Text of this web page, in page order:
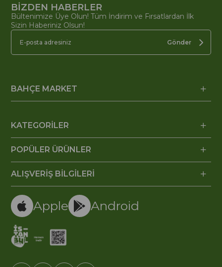
BİZDEN HABERLER
Bültenimize Üye Olun! Tüm İndirim ve Fırsatlardan İlk
Sizin Haberiniz Olsun!
Gönder
BAHÇE MARKET
KATEGORİLER
POPÜLER ÜRÜNLER
ALIŞVERİŞ BİLGİLERİ
Apple Android